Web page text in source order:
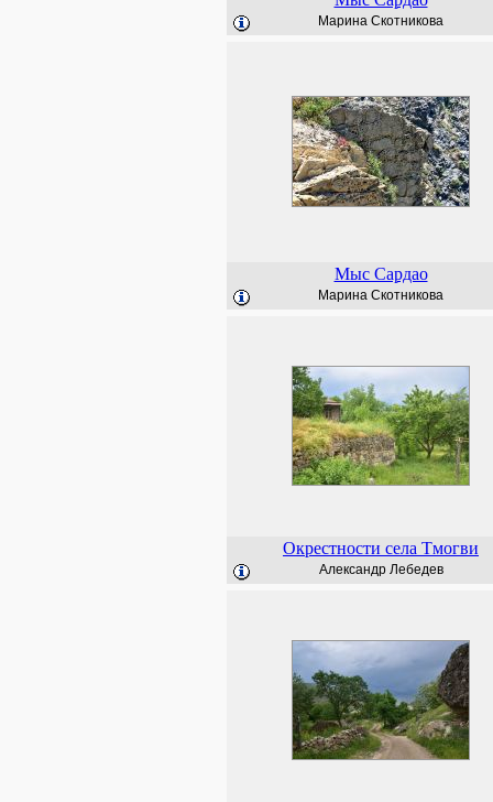
Марина Скотникова
Мыс Сардао
Марина Скотникова
Окрестности села Тмогви
Александр Лебедев